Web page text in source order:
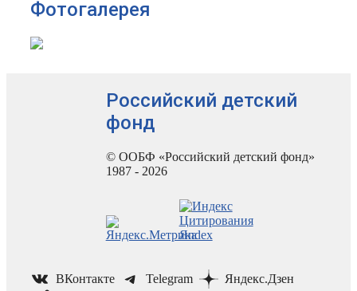
Фотогалерея
Российский детский
фонд
© ООБФ «Российский детский фонд»
1987 - 2026
ВКонтакте Telegram
Яндекс.Дзен